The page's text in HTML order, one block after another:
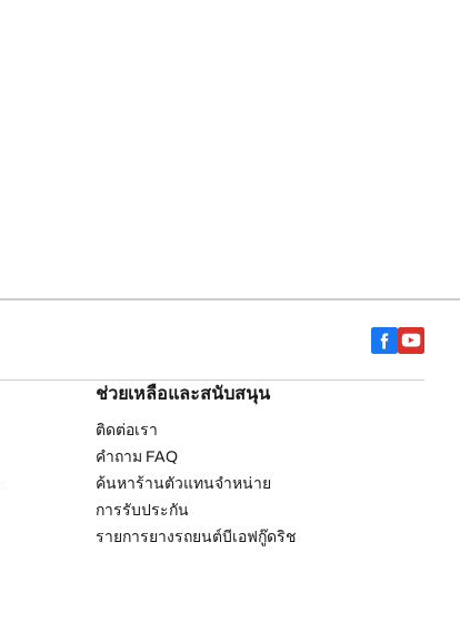
ช่วยเหลือและสนับสนุน
ติดต่อเรา
คำถาม FAQ
ค้นหาร้านตัวแทนจำหน่าย
การรับประกัน
รายการยางรถยนต์บีเอฟกู๊ดริช